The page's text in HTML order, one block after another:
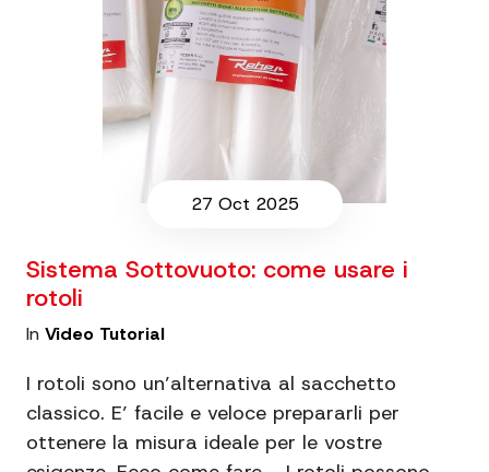
27 Oct 2025
Sistema Sottovuoto: come usare i
rotoli
In Video Tutorial
I rotoli sono un’alternativa al sacchetto
classico. E’ facile e veloce prepararli per
ottenere la misura ideale per le vostre